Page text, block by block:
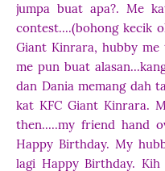
jumpa buat apa?. Me
contest....(bohong kecik
Giant Kinrara, hubby me
me pun buat
dan Dania memang dah
kat KFC Giant Kinrara.
then.....my friend hand
Happy Birthday. My
lagi Happy Birthday.